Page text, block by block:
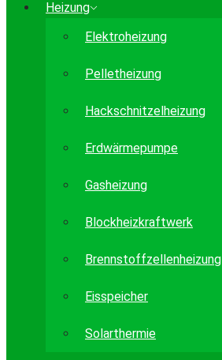
Heizung
Elektroheizung
Pelletheizung
Hackschnitzelheizung
Erdwärmepumpe
Gasheizung
Blockheizkraftwerk
Brennstoffzellenheizung
Eisspeicher
Solarthermie